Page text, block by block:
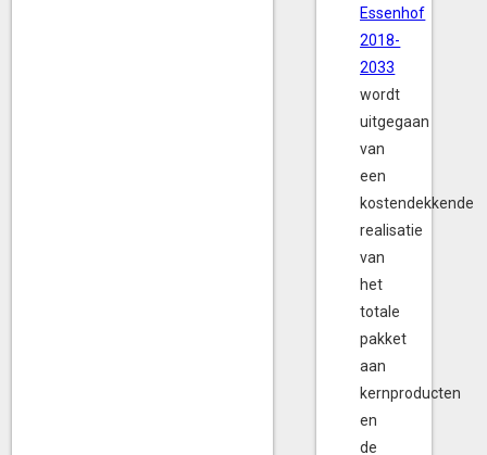
Essenhof
2018-
2033
wordt
uitgegaan
van
een
kostendekkende
realisatie
van
het
totale
pakket
aan
kernproducten
en
de